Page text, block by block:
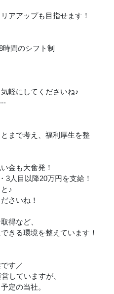
アアップも目指せます！
間のシフト制
軽にしてくださいね♪
まで考え、福利厚生を整
金も大奮発！
3人目以降20万円を支給！
♪
さいね！
得など、
きる環境を整えています！
す／
していますが、
定の当社。